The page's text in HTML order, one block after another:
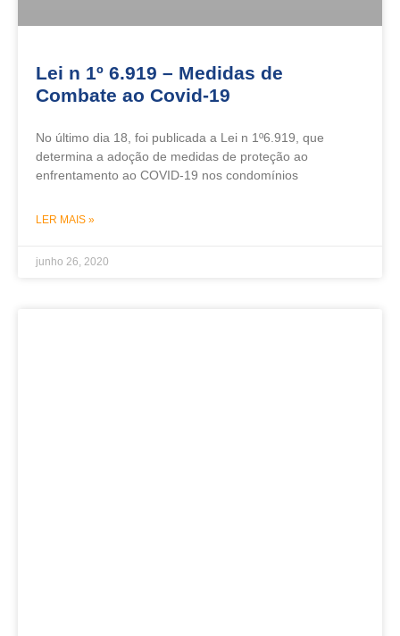
Lei n 1º 6.919 – Medidas de
Combate ao Covid-19
No último dia 18, foi publicada a Lei n 1º6.919, que
determina a adoção de medidas de proteção ao
enfrentamento ao COVID-19 nos condomínios
LER MAIS »
junho 26, 2020